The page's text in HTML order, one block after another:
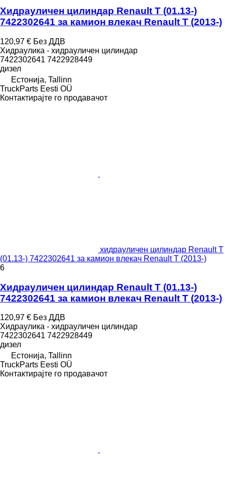
Хидрауличен цилиндар Renault T (01.13-)
7422302641 за камион влекач Renault T (2013-)
120,97 € Без ДДВ
Хидраулика - хидрауличен цилиндар
7422302641 7422928449
дизел
Естонија, Tallinn
TruckParts Eesti OÜ
Контактирајте го продавачот
хидрауличен цилиндар Renault T
(01.13-) 7422302641 за камион влекач Renault T (2013-)
6
Хидрауличен цилиндар Renault T (01.13-)
7422302641 за камион влекач Renault T (2013-)
120,97 € Без ДДВ
Хидраулика - хидрауличен цилиндар
7422302641 7422928449
дизел
Естонија, Tallinn
TruckParts Eesti OÜ
Контактирајте го продавачот